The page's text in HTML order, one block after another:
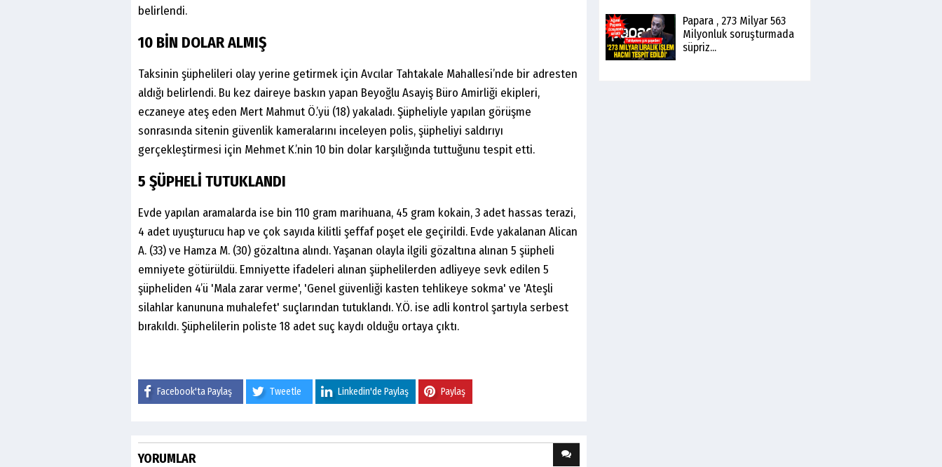
belirlendi.
10 BİN DOLAR ALMIŞ
Taksinin şüphelileri olay yerine getirmek için Avcılar Tahtakale Mahallesi’nde bir adresten
aldığı belirlendi. Bu kez daireye baskın yapan Beyoğlu Asayiş Büro Amirliği ekipleri,
eczaneye ateş eden Mert Mahmut Ö.’yü (18) yakaladı. Şüpheliyle yapılan görüşme
sonrasında sitenin güvenlik kameralarını inceleyen polis, şüpheliyi saldırıyı
gerçekleştirmesi için Mehmet K.’nin 10 bin dolar karşılığında tuttuğunu tespit etti.
5 ŞÜPHELİ TUTUKLANDI
Evde yapılan aramalarda ise bin 110 gram marihuana, 45 gram kokain, 3 adet hassas terazi,
4 adet uyuşturucu hap ve çok sayıda kilitli şeffaf poşet ele geçirildi. Evde yakalanan Alican
A. (33) ve Hamza M. (30) gözaltına alındı. Yaşanan olayla ilgili gözaltına alınan 5 şüpheli
emniyete götürüldü. Emniyette ifadeleri alınan şüphelilerden adliyeye sevk edilen 5
şüpheliden 4’ü 'Mala zarar verme', 'Genel güvenliği kasten tehlikeye sokma' ve 'Ateşli
silahlar kanununa muhalefet' suçlarından tutuklandı. Y.Ö. ise adli kontrol şartıyla serbest
bırakıldı. Şüphelilerin poliste 18 adet suç kaydı olduğu ortaya çıktı.
Facebook'ta Paylaş Tweetle Linkedin'de Paylaş Paylaş
YORUMLAR
Papara , 273 Milyar 563
Milyonluk soruşturmada
süpriz...